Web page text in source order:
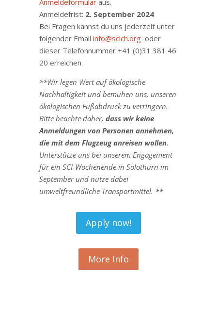
Anmeldeformularaus.
Anmeldefrist: 2. September 2024
Bei Fragen kannst du uns jederzeit unter
folgender Email info@scich.orgoder
dieser Telefonnummer +41 (0)31 381 46
20 erreichen.
**Wir legen Wert auf ökologische
Nachhaltigkeit und bemühen uns, unseren
ökologischen Fußabdruck zu verringern.
Bitte beachte daher, dass wir keine
Anmeldungen von Personen annehmen,
die mit dem Flugzeug anreisen wollen.
Unterstütze uns bei unserem Engagement
für ein SCI-Wochenende in Solothurn im
September und nutze dabei
umweltfreundliche Transportmittel. **
Apply now!
More Info